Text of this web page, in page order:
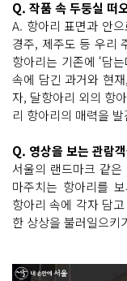
Q. 작품 속 두둥실 떠
A. 항아리 표면과 안
경주, 제주도 등 우리
항아리는 기존에 ‘담
속에 담긴 과거와 현
자, 달항아리 외의 항
리 항아리의 매력을
Q. 영상을 보는 관람
서울의 랜드마크 같
마주치는 항아리를
항아리 속에 각자 담
한 상상을 불러일으키